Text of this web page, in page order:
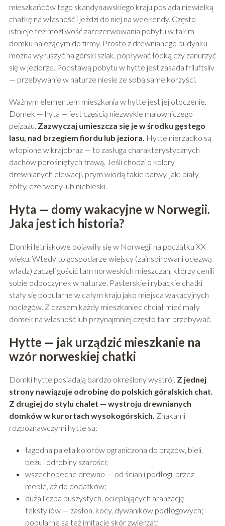
mieszkańców tego skandynawskiego kraju posiada niewielką
chatkę na własność i jeździ do niej na weekendy. Często
istnieje też możliwość zarezerwowania pobytu w takim
domku należącym do firmy. Prosto z drewnianego budynku
można wyruszyć na górski szlak, popływać łódką czy zanurzyć
się w jeziorze. Podstawą pobytu w hytte jest zasada friluftsliv
— przebywanie w naturze niesie ze sobą same korzyści.
Ważnym elementem mieszkania w hytte jest jej otoczenie.
Domek — hyta — jest częścią niezwykle malowniczego
pejzażu. Zazwyczaj umieszcza się je w środku gęstego
lasu, nad brzegiem fiordu lub jeziora. Hytte nierzadko są
wtopione w krajobraz — to zasługa charakterystycznych
dachów porośniętych trawą. Jeśli chodzi o kolory
drewnianych elewacji, prym wiodą takie barwy, jak: biały,
żółty, czerwony lub niebieski.
Hyta — domy wakacyjne w Norwegii.
Jaka jest ich historia?
Domki letniskowe pojawiły się w Norwegii na początku XX
wieku. Wtedy to gospodarze wiejscy (zainspirowani odezwą
władz) zaczęli gościć tam norweskich mieszczan, którzy cenili
sobie odpoczynek w naturze. Pasterskie i rybackie chatki
stały się popularne w całym kraju jako miejsca wakacyjnych
noclegów. Z czasem każdy mieszkaniec chciał mieć mały
domek na własność lub przynajmniej często tam przebywać.
Hytte — jak urządzić mieszkanie na
wzór norweskiej chatki
Domki hytte posiadają bardzo określony wystrój. Z jednej
strony nawiązuje odrobinę do polskich góralskich chat.
Z drugiej do stylu chalet — wystroju drewnianych
domków w kurortach wysokogórskich. Znakami
rozpoznawczymi hytte są:
łagodna paleta kolorów ograniczona do brązów, bieli,
beżu i odrobiny szarości;
wszechobecne drewno — od ścian i podłogi, przez
meble, aż do dodatków;
duża liczba puszystych, ocieplających aranżację
tekstyliów — zasłon, kocy, dywaników podłogowych;
popularne są też imitacje skór zwierząt;